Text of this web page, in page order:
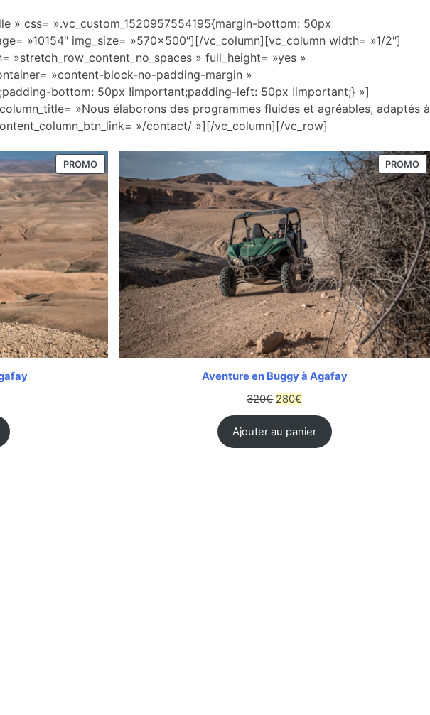
css= ».vc_custom_1520957554195{margin-bottom: 50px
»10154″ img_size= »570×500″][/vc_column][vc_column width= »1/2″]
»stretch_row_content_no_spaces » full_height= »yes »
»content-block-no-padding-margin »
bottom: 50px !important;padding-left: 50px !important;} »]
»Nous élaborons des programmes fluides et agréables, adaptés à
»/contact/ »][/vc_column][/vc_row]
PROMO PROMO
Aventure en Buggy à Agafay
320€ 280€
Ajouter au panier